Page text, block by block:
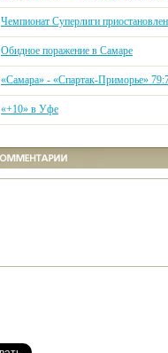
Чемпионат Суперлиги
Обидное поражение в Самаре
«Самара» - «Спартак-Приморье»
«+10» в Уфе